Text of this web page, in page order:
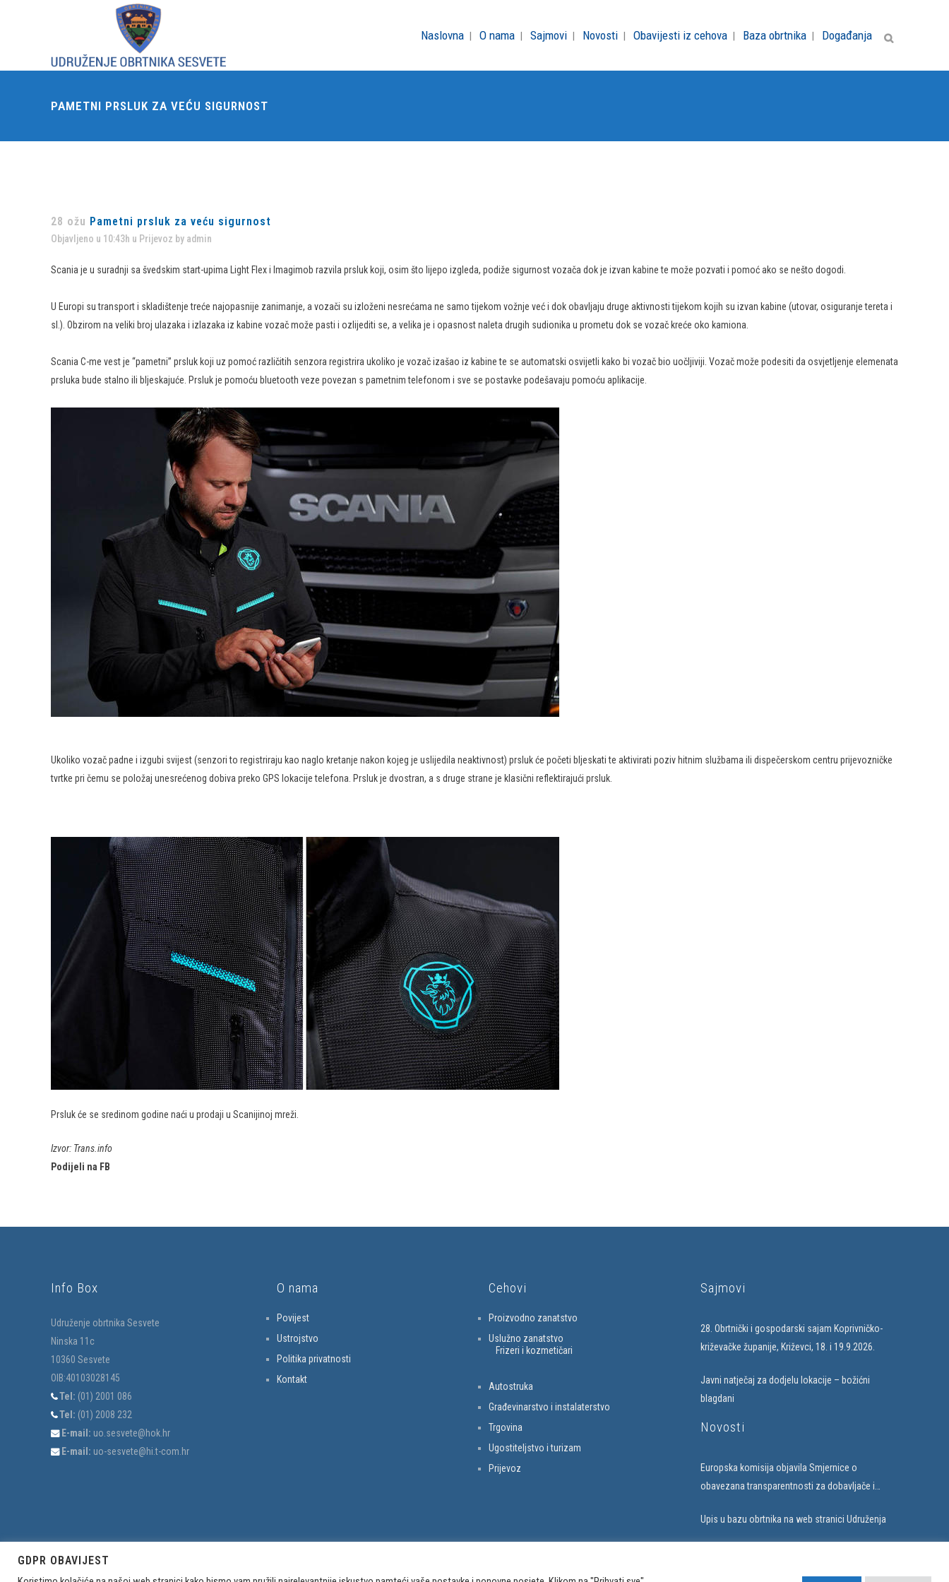
Naslovna O nama Sajmovi Novosti Obavijesti iz cehova Baza obrtnika Događanja
PAMETNI PRSLUK ZA VEĆU SIGURNOST
28 ožu Pametni prsluk za veću sigurnost
Objavljeno u 10:43h u Prijevoz by admin
Scania je u suradnji sa švedskim start-upima Light Flex i Imagimob razvila prsluk koji, osim što lijepo izgleda, podiže sigurnost vozača dok je izvan kabine te može pozvati i pomoć ako se nešto dogodi.
U Europi su transport i skladištenje treće najopasnije zanimanje, a vozači su izloženi nesrećama ne samo tijekom vožnje već i dok obavljaju druge aktivnosti tijekom kojih su izvan kabine (utovar, osiguranje tereta i
sl.). Obzirom na veliki broj ulazaka i izlazaka iz kabine vozač može pasti i ozlijediti se, a velika je i opasnost naleta drugih sudionika u prometu dok se vozač kreće oko kamiona.
Scania C-me vest je “pametni” prsluk koji uz pomoć različitih senzora registrira ukoliko je vozač izašao iz kabine te se automatski osvijetli kako bi vozač bio uočljiviji. Vozač može podesiti da osvjetljenje elemenata
prsluka bude stalno ili bljeskajuće. Prsluk je pomoću bluetooth veze povezan s pametnim telefonom i sve se postavke podešavaju pomoću aplikacije.
Ukoliko vozač padne i izgubi svijest (senzori to registriraju kao naglo kretanje nakon kojeg je uslijedila neaktivnost) prsluk će početi bljeskati te aktivirati poziv hitnim službama ili dispečerskom centru prijevozničke
tvrtke pri čemu se položaj unesrećenog dobiva preko GPS lokacije telefona. Prsluk je dvostran, a s druge strane je klasični reflektirajući prsluk.
Prsluk će se sredinom godine naći u prodaji u Scanijinoj mreži.
Izvor: Trans.info
Podijeli na FB
Info Box
Udruženje obrtnika Sesvete
Ninska 11c
10360 Sesvete
OIB:40103028145
Tel: (01) 2001 086
Tel: (01) 2008 232
E-mail: uo.sesvete@hok.hr
E-mail: uo-sesvete@hi.t-com.hr
O nama
Povijest
Ustrojstvo
Politika privatnosti
Kontakt
Cehovi
Proizvodno zanatstvo
Uslužno zanatstvo
Frizeri i kozmetičari
Autostruka
Građevinarstvo i instalaterstvo
Trgovina
Ugostiteljstvo i turizam
Prijevoz
Sajmovi
28. Obrtnički i gospodarski sajam Koprivničko-
križevačke županije, Križevci, 18. i 19.9.2026.
Javni natječaj za dodjelu lokacije – božićni
blagdani
Novosti
Europska komisija objavila Smjernice o
obavezana transparentnosti za dobavljače i
Upis u bazu obrtnika na web stranici Udruženja
GDPR OBAVIJEST